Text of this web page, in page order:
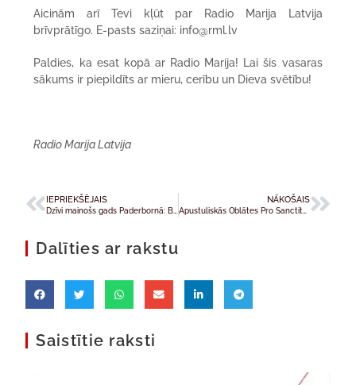
Aicinām arī Tevi kļūt par Radio Marija Latvija
brīvprātīgo. E-pasts saziņai: info@rml.lv
Paldies, ka esat kopā ar Radio Marija! Lai šis vasaras
sākums ir piepildīts ar mieru, cerību un Dieva svētību!
Radio Marija Latvija
IEPRIEKŠĒJAIS NĀKOŠAIS
Dalīties ar rakstu
Saistītie raksti